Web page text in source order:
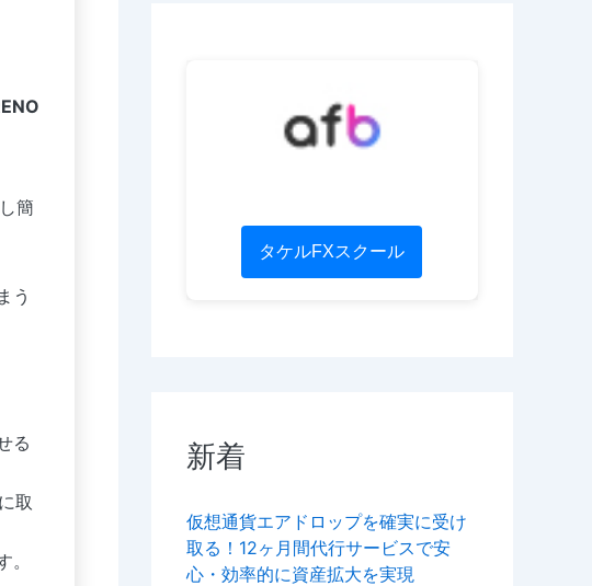
簡
う
る
取
タケルFXスクール
新着
仮想通貨エアドロップを確実に受け
取る！12ヶ月間代行サービスで安
心・効率的に資産拡大を実現